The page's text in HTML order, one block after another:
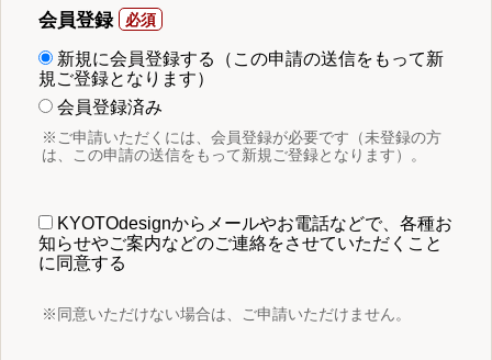
会員登録
新規に会員登録する（この申請の送信をもって新
規ご登録となります）
会員登録済み
※ご申請いただくには、会員登録が必要です（未登録の方
は、この申請の送信をもって新規ご登録となります）。
KYOTOdesignからメールやお電話などで、各種お
知らせやご案内などのご連絡をさせていただくこと
に同意する
※同意いただけない場合は、ご申請いただけません。